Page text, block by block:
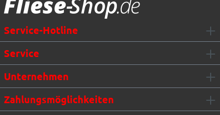
Service-Hotline
Service
Unternehmen
Zahlungsmöglichkeiten